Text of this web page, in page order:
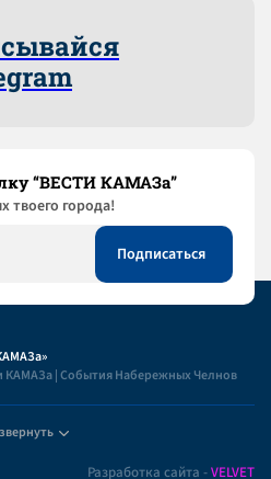
“ВЕСТИ КАМАЗа”
твоего города!
КАМАЗа | События Набережных Челнов
Разработка сайта -VELVET